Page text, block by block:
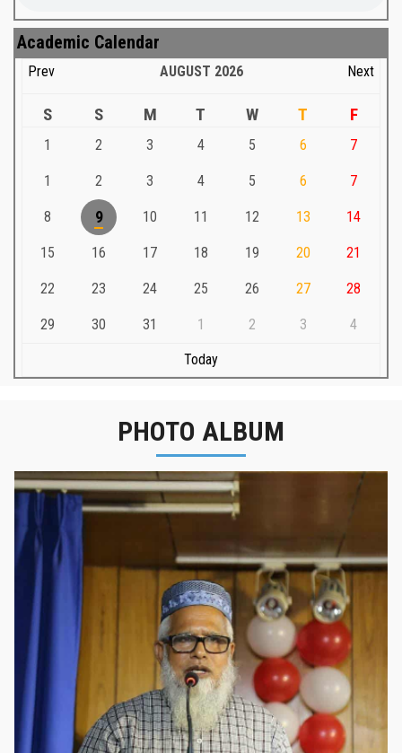
Academic Calendar
Prev AUGUST 2026 Next
S S M T W T F
1 2 3 4 5 6 7
1 2 3 4 5 6 7
8 9 10 11 12 13 14
15 16 17 18 19 20 21
22 23 24 25 26 27 28
29 30 31 1 2 3 4
Today
PHOTO ALBUM
নবীনবরণ - ২০২৫